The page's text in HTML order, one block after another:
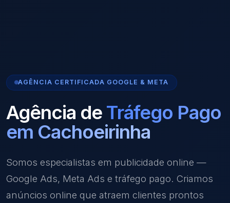
AGÊNCIA CERTIFICADA GOOGLE & META
Agência de Tráfego Pago
em Cachoeirinha
Somos especialistas em publicidade online —
Google Ads, Meta Ads e tráfego pago. Criamos
anúncios online que atraem clientes prontos